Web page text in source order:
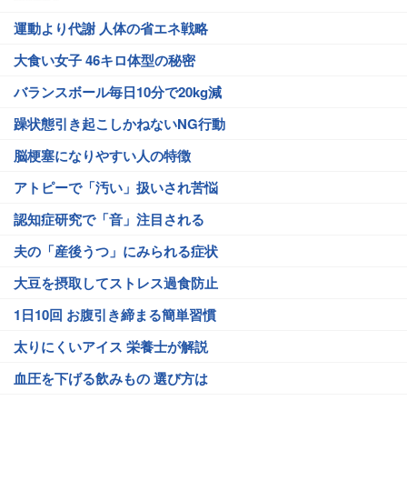
運動より代謝 人体の省エネ戦略
大食い女子 46キロ体型の秘密
バランスボール毎日10分で20kg減
躁状態引き起こしかねないNG行動
脳梗塞になりやすい人の特徴
アトピーで「汚い」扱いされ苦悩
認知症研究で「音」注目される
夫の「産後うつ」にみられる症状
大豆を摂取してストレス過食防止
1日10回 お腹引き締まる簡単習慣
太りにくいアイス 栄養士が解説
血圧を下げる飲みもの 選び方は